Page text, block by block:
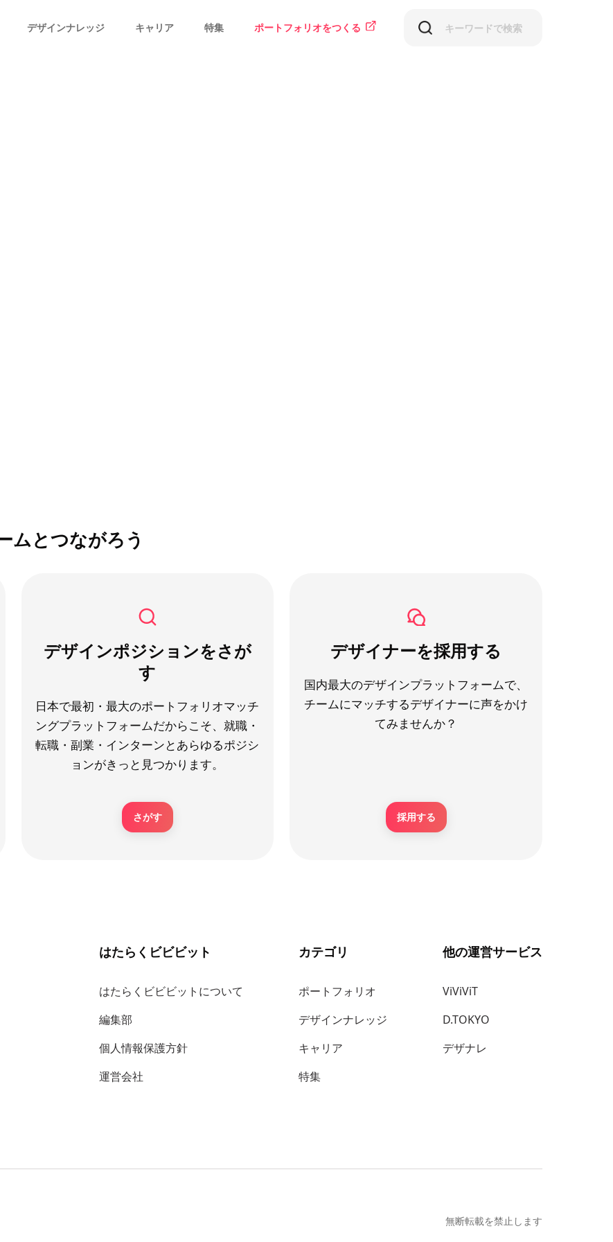
デザインナレッジ キャリア 特集 ポートフォリオをつくる
ムとつながろう
デザインポジションをさが
す
日本で最初・最大のポートフォリオマッチ
ングプラットフォームだからこそ、就職・
転職・副業・インターンとあらゆるポジシ
ョンがきっと見つかります。
さがす
デザイナーを採用する
国内最大のデザインプラットフォームで、
チームにマッチするデザイナーに声をかけ
てみませんか？
採用する
はたらくビビビット
はたらくビビビットについて
編集部
個人情報保護方針
運営会社
カテゴリ
ポートフォリオ
デザインナレッジ
キャリア
特集
他の運営サービス
ViViViT
D.TOKYO
デザナレ
無断転載を禁止します